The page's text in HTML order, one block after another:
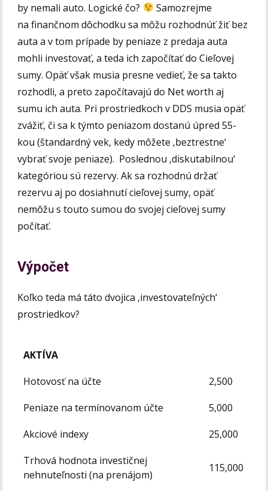
by nemali auto. Logické čo?
Samozrejme
na finančnom dôchodku sa môžu rozhodnúť žiť bez
auta a v tom prípade by peniaze z predaja auta
mohli investovať, a teda ich započítať do Cieľovej
sumy. Opäť však musia presne vedieť, že sa takto
rozhodli, a preto započítavajú do Net worth aj
sumu ich auta. Pri prostriedkoch v DDS musia opäť
zvážiť, či sa k týmto peniazom dostanú úpred 55-
kou (štandardný vek, kedy môžete ‚beztrestne‘
vybrať svoje peniaze). Poslednou ‚diskutabilnou‘
kategóriou sú rezervy. Ak sa rozhodnú držať
rezervu aj po dosiahnutí cieľovej sumy, opäť
nemôžu s touto sumou do svojej cieľovej sumy
počítať.
Výpočet
Koľko teda má táto dvojica ‚investovateľných‘
prostriedkov?
AKTÍVA
Hotovosť na účte
2,500
Peniaze na termínovanom účte
5,000
Akciové indexy
25,000
Trhová hodnota investičnej
nehnuteľnosti (na prenájom)
115,000